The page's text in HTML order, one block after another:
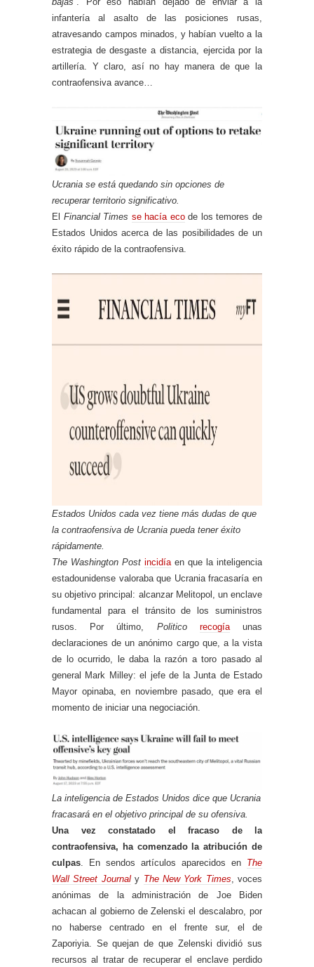
infantería al asalto de las posiciones rusas,
atravesando campos minados, y habían vuelto a la
estrategia de desgaste a distancia, ejercida por la
artillería. Y claro, así no hay manera de que la
contraofensiva avance…
Ucrania se está quedando sin opciones de
recuperar territorio significativo.
El Financial Times se hacía ecode los temores de
Estados Unidos acerca de las posibilidades de un
éxito rápido de la contraofensiva.
Estados Unidos cada vez tiene más dudas de que
la contraofensiva de Ucrania pueda tener éxito
rápidamente.
The Washington Post incidíaen que la inteligencia
estadounidense valoraba que Ucrania fracasaría en
su objetivo principal: alcanzar Melitopol, un enclave
fundamental para el tránsito de los suministros
rusos. Por último, Politico recogíaunas
declaraciones de un anónimo cargo que, a la vista
de lo ocurrido, le daba la razón a toro pasado al
general Mark Milley: el jefe de la Junta de Estado
Mayor opinaba, en noviembre pasado, que era el
momento de iniciar una negociación.
La inteligencia de Estados Unidos dice que Ucrania
fracasará en el objetivo principal de su ofensiva.
Una vez constatado el fracaso de la
contraofensiva, ha comenzado la atribución de
culpas . En sendos artículos aparecidos en The
Wall Street Journaly The New York Times , voces
anónimas de la administración de Joe Biden
achacan al gobierno de Zelenski el descalabro, por
no haberse centrado en el frente sur, el de
Zaporiyia. Se quejan de que Zelenski dividió sus
recursos al tratar de recuperar el enclave perdido